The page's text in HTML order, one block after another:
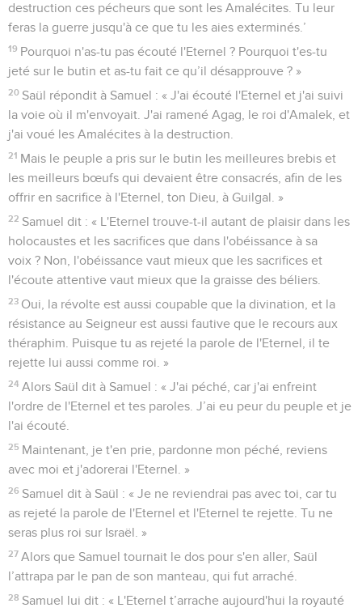
destruction ces pécheurs que sont les Amalécites. Tu leur
feras la guerre jusqu'à ce que tu les aies exterminés.’
19 Pourquoi n'as-tu pas écouté l'Eternel ? Pourquoi t'es-tu
jeté sur le butin et as-tu fait ce qu’il désapprouve ? »
20 Saül répondit à Samuel : « J'ai écouté l'Eternel et j'ai suivi
la voie où il m'envoyait. J'ai ramené Agag, le roi d'Amalek, et
j'ai voué les Amalécites à la destruction.
21 Mais le peuple a pris sur le butin les meilleures brebis et
les meilleurs bœufs qui devaient être consacrés, afin de les
offrir en sacrifice à l'Eternel, ton Dieu, à Guilgal. »
22 Samuel dit : « L'Eternel trouve-t-il autant de plaisir dans les
holocaustes et les sacrifices que dans l'obéissance à sa
voix ? Non, l'obéissance vaut mieux que les sacrifices et
l'écoute attentive vaut mieux que la graisse des béliers.
23 Oui, la révolte est aussi coupable que la divination, et la
résistance au Seigneur est aussi fautive que le recours aux
théraphim. Puisque tu as rejeté la parole de l'Eternel, il te
rejette lui aussi comme roi. »
24 Alors Saül dit à Samuel : « J'ai péché, car j'ai enfreint
l'ordre de l'Eternel et tes paroles. J’ai eu peur du peuple et je
l'ai écouté.
25 Maintenant, je t'en prie, pardonne mon péché, reviens
avec moi et j'adorerai l'Eternel. »
26 Samuel dit à Saül : « Je ne reviendrai pas avec toi, car tu
as rejeté la parole de l'Eternel et l'Eternel te rejette. Tu ne
seras plus roi sur Israël. »
27 Alors que Samuel tournait le dos pour s'en aller, Saül
l’attrapa par le pan de son manteau, qui fut arraché.
28 Samuel lui dit : « L'Eternel t’arrache aujourd'hui la royauté